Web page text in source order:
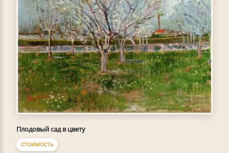
Плодовый сад в цвету
СТОИМОСТЬ